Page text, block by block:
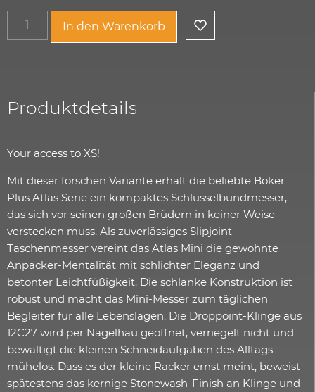
In den Warenkorb
Produktdetails
Your access to XS!
Mit dieser forschen Variante erhält die beliebte Böker
Plus Atlas Serie ein kompaktes Schlüsselbundmesser,
das sich vor seinen großen Brüdern in keiner Weise
verstecken muss. Als zuverlässiges Slipjoint-
Taschenmesser vereint das Atlas Mini die gewohnte
Anpacker-Mentalität mit schlichter Eleganz und
betonter Leichtfüßigkeit. Die schlanke Konstruktion ist
robust und macht das Mini-Messer zum täglichen
Begleiter für alle Lebenslagen. Die Droppoint-Klinge aus
12C27 wird per Nagelhau geöffnet, verriegelt nicht und
bewältigt die kleinen Schneidaufgaben des Alltags
mühelos. Dass es der kleine Racker ernst meint, beweist
spätestens das kernige Stonewash-Finish an Klinge und